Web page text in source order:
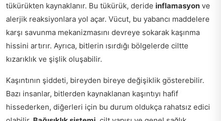
tükürükten kaynaklanır. Bu tükürük, deride inflamasyon ve
alerjik reaksiyonlara yol açar. Vücut, bu yabancı maddelere
karşı savunma mekanizmasını devreye sokarak kaşınma
hissini artırır. Ayrıca, bitlerin ısırdığı bölgelerde ciltte
kızarıklık ve şişlik oluşabilir.
Kaşıntının şiddeti, bireyden bireye değişiklik gösterebilir.
Bazı insanlar, bitlerden kaynaklanan kaşıntıyı hafif
hissederken, diğerleri için bu durum oldukça rahatsız edici